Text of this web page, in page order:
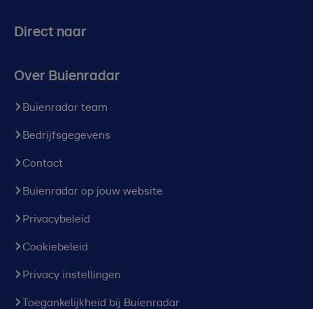
Direct naar
Over Buienradar
Buienradar team
Bedrijfsgegevens
Contact
Buienradar op jouw website
Privacybeleid
Cookiebeleid
Privacy instellingen
Toegankelijkheid bij Buienradar